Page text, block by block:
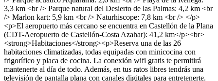
3,3 km <br /> Parque natural del Desierto de las Palmas: 4,2 km <br
/> Marlon kart: 5,9 km <br /> Naturhiscope: 7,8 km <br /> </p>
<p>El aeropuerto más cercano se encuentra en Castellón de la Plana
(CDT-Aeropuerto de Castellón-Costa Azahar): 41,2 km</p><br>
<strong>Habitaciones</strong><p>Reserva una de las 26
habitaciones climatizadas, todas equipadas con minicocina con
frigorífico y placa de cocina. La conexión wifi gratis te permitirá
mantenerte al día de todo. Además, en tus ratos libres tendrás una
televisión de pantalla plana con canales digitales para entretenerte.